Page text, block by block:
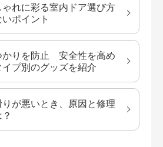
れに彩る室内ドア選び方
ポイント
かりを防止 安全性を高め
イプ別のグッズを紹介
が悪いとき、原因と修理